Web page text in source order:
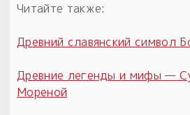
Читайте также:
Древний славянский символ
Древние легенды и мифы —
Мореной